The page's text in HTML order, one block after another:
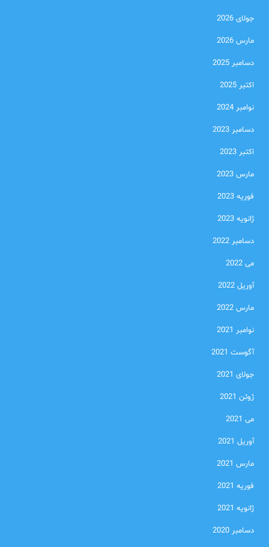
جولای 2026
مارس 2026
دسامبر 2025
اکتبر 2025
نوامبر 2024
دسامبر 2023
اکتبر 2023
مارس 2023
فوریه 2023
ژانویه 2023
دسامبر 2022
می 2022
آوریل 2022
مارس 2022
نوامبر 2021
آگوست 2021
جولای 2021
ژوئن 2021
می 2021
آوریل 2021
مارس 2021
فوریه 2021
ژانویه 2021
دسامبر 2020